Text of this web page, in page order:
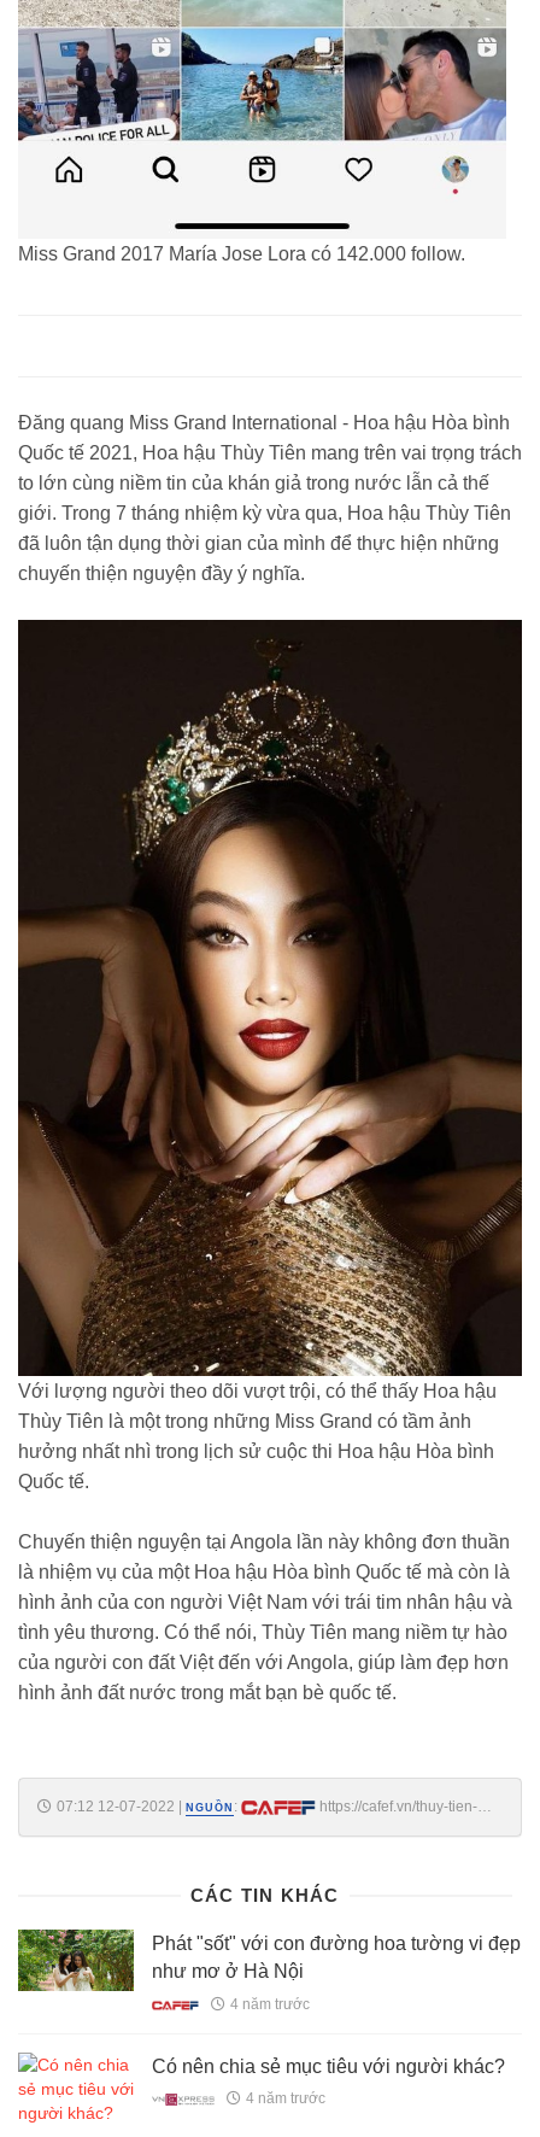
Miss Grand 2017 María Jose Lora có 142.000 follow.
Đăng quang Miss Grand International - Hoa hậu Hòa bình
Quốc tế 2021, Hoa hậu Thùy Tiên mang trên vai trọng trách
to lớn cùng niềm tin của khán giả trong nước lẫn cả thế
giới. Trong 7 tháng nhiệm kỳ vừa qua, Hoa hậu Thùy Tiên
đã luôn tận dụng thời gian của mình để thực hiện những
chuyến thiện nguyện đầy ý nghĩa.
Với lượng người theo dõi vượt trội, có thể thấy Hoa hậu
Thùy Tiên là một trong những Miss Grand có tầm ảnh
hưởng nhất nhì trong lịch sử cuộc thi Hoa hậu Hòa bình
Quốc tế.
Chuyến thiện nguyện tại Angola lần này không đơn thuần
là nhiệm vụ của một Hoa hậu Hòa bình Quốc tế mà còn là
hình ảnh của con người Việt Nam với trái tim nhân hậu và
tình yêu thương. Có thể nói, Thùy Tiên mang niềm tự hào
của người con đất Việt đến với Angola, giúp làm đẹp hơn
hình ảnh đất nước trong mắt bạn bè quốc tế.
07:12 12-07-2022 | NGUỒN :
https://cafef.vn/thuy-tien-
CÁC TIN KHÁC
Phát "sốt" với con đường hoa tường vi đẹp
như mơ ở Hà Nội
4 năm trước
Có nên chia sẻ mục tiêu với người khác?
4 năm trước